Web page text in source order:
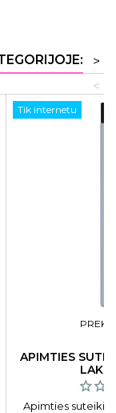
>
<
Tik internetu
APIMTIES
Apimties